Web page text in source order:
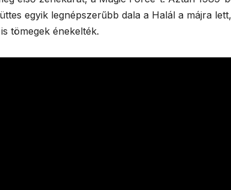
egyik legnépszerűbb dala a Halál a májra
tömegek énekelték.